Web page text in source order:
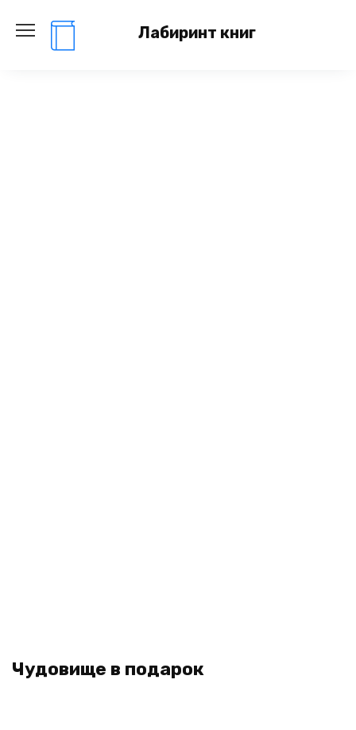
содержанию
Лабиринт книг
Чудовище в подарок